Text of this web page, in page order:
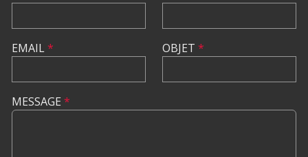
EMAIL* OBJET *
MESSAGE *